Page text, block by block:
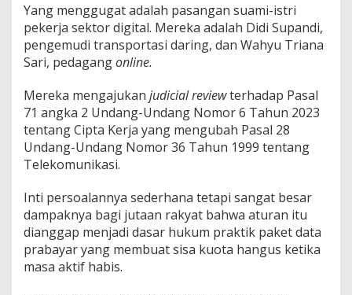
Yang menggugat adalah pasangan suami-istri
pekerja sektor digital. Mereka adalah Didi Supandi,
pengemudi transportasi daring, dan Wahyu Triana
Sari, pedagangonline.
Mereka mengajukan judicial reviewterhadap Pasal
71 angka 2 Undang-Undang Nomor 6 Tahun 2023
tentang Cipta Kerja yang mengubah Pasal 28
Undang-Undang Nomor 36 Tahun 1999 tentang
Telekomunikasi.
Inti persoalannya sederhana tetapi sangat besar
dampaknya bagi jutaan rakyat bahwa aturan itu
dianggap menjadi dasar hukum praktik paket data
prabayar yang membuat sisa kuota hangus ketika
masa aktif habis.